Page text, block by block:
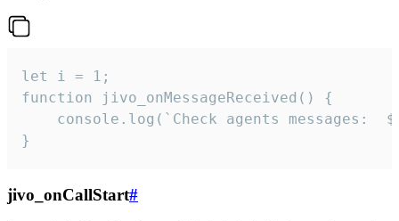
let i = 1;
function jivo_onMessageReceived() {
}
jivo_onCallStart#